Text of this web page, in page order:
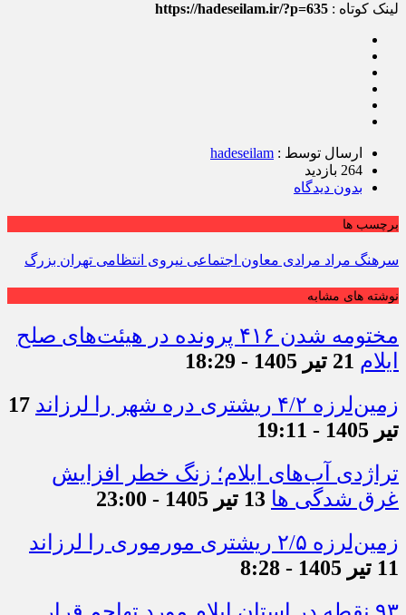
لینک کوتاه : https://hadeseilam.ir/?p=635
ارسال توسط : hadeseilam
264 بازدید
بدون دیدگاه
برچسب ها
سرهنگ مراد مرادی معاون اجتماعی نیروی انتظامی تهران بزرگ
نوشته های مشابه
مختومه شدن ۴۱۶ پرونده در هیئت‌های صلح
ایلام 21 تیر 1405 - 18:29
زمین‌لرزه ۴/۲ ریشتری دره شهر را لرزاند
17
تیر 1405 - 19:11
تراژدی آب‌های ایلام؛ زنگ خطر افزایش
غرق شدگی ها 13 تیر 1405 - 23:00
زمین‌لرزه ۲/۵ ریشتری مورموری را لرزاند
11 تیر 1405 - 8:28